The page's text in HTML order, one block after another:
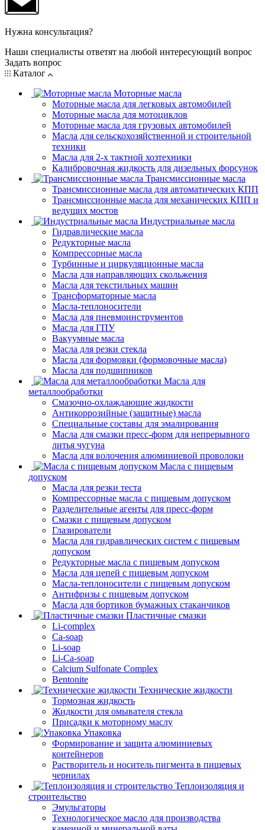
Нужна консультация?
Наши специалисты ответят на любой интересующий вопрос
Задать вопрос
Каталог
Моторные масла
Моторные масла для легковых автомобилей
Моторные масла для мотоциклов
Моторные масла для грузовых автомобилей
Масла для сельскохозяйственной и строительной
техники
Масла для 2-х тактной хозтехники
Калибровочная жидкость для дизельных форсунок
Трансмиссионные масла
Трансмиссионные масла для автоматических КПП
Трансмиссионные масла для механических КПП и
ведущих мостов
Индустриальные масла
Гидравлические масла
Редукторные масла
Компрессорные масла
Турбинные и циркуляционные масла
Масла для направляющих скольжения
Масла для текстильных машин
Трансформаторные масла
Масла-теплоносители
Масла для пневмоинструментов
Масла для ГПУ
Вакуумные масла
Масла для резки стекла
Масла для формовки (формовочные масла)
Масла для подшипников
Масла для
металлообработки
Смазочно-охлаждающие жидкости
Антикоррозийные (защитные) масла
Специальные составы для эмалирования
Масла для смазки пресс-форм для непрерывного
литья чугуна
Масла для волочения алюминиевой проволоки
Масла с пищевым
допуском
Масла для резки теста
Компрессорные масла с пищевым допуском
Разделительные агенты для пресс-форм
Смазки с пищевым допуском
Глазирователи
Масла для гидравлических систем с пищевым
допуском
Редукторные масла с пищевым допуском
Масла для цепей с пищевым допуском
Масла-теплоносители с пищевым допуском
Антифризы с пищевым допуском
Масла для бортиков бумажных стаканчиков
Пластичные смазки
Li-complex
Ca-soap
Li-soap
Li-Ca-soap
Calcium Sulfonate Complex
Bentonite
Технические жидкости
Тормозная жидкость
Жидкости для омывателя стекла
Присадки к моторному маслу
Упаковка
Формирование и защита алюминиевых
контейнеров
Растворитель и носитель пигмента в пищевых
чернилах
Теплоизоляция и
строительство
Эмульгаторы
Технологическое масло для производства